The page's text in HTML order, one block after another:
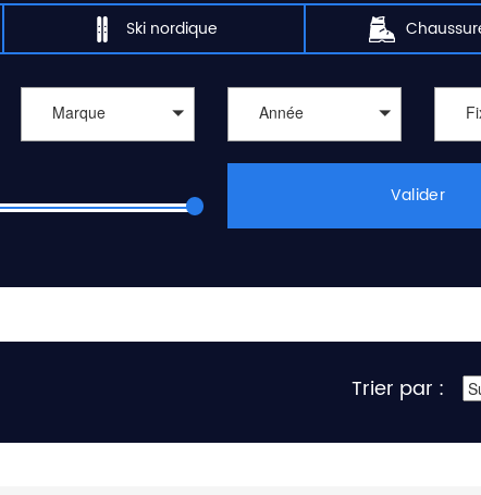
Ski nordique
Marque Année
Valider
Trier par :